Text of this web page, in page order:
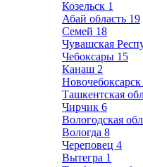
Козельск 1
Абай область 19
Семей 18
Чувашская
Чебоксары 15
Канаш 2
Новочебоксарск
Ташкентская
Чирчик 6
Вологодская
Вологда 8
Череповец 4
Вытегра 1